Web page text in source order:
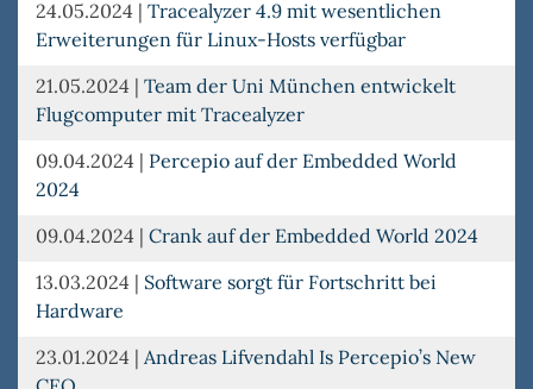
24.05.2024 | Tracealyzer 4.9 mit wesentlichen
Erweiterungen für Linux-Hosts verfügbar
21.05.2024 | Team der Uni München entwickelt
Flugcomputer mit Tracealyzer
09.04.2024 | Percepio auf der Embedded World
2024
09.04.2024 | Crank auf der Embedded World 2024
13.03.2024 | Software sorgt für Fortschritt bei
Hardware
23.01.2024 | Andreas Lifvendahl Is Percepio’s New